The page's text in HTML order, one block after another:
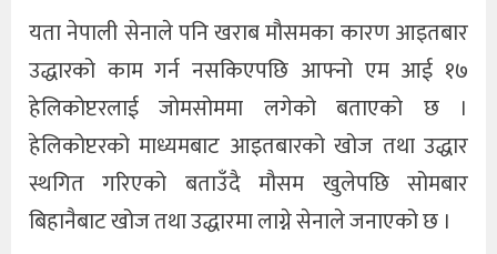
यता नेपाली सेनाले पनि खराब मौसमका कारण आइतबार
उद्धारको काम गर्न नसकिएपछि आफ्नो एम आई १७
हेलिकोप्टरलाई जोमसोममा लगेको बताएको छ ।
हेलिकोप्टरको माध्यमबाट आइतबारको खोज तथा उद्धार
स्थगित गरिएको बताउँदै मौसम खुलेपछि सोमबार
बिहानैबाट खोज तथा उद्धारमा लाग्ने सेनाले जनाएको छ ।